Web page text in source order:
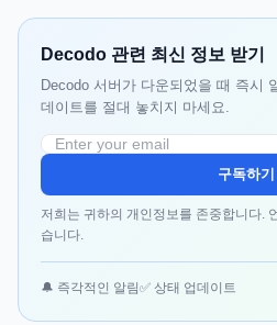
Decodo 관련 최신 정보 받기
Decodo 서버가 다운되었을 때 즉시
데이트를 절대 놓치지 마세요.
구독하기
저희는 귀하의 개인정보를 존중합니다.
습니다.
🔔 즉각적인 알림✅ 상태 업데이트